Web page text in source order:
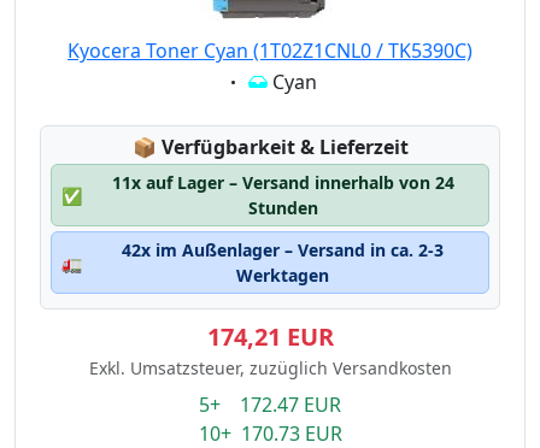
Kyocera Toner Cyan (1T02Z1CNL0 / TK5390C)
Eigenschaft:
Cyan
📦 Lagerstatus:
Verfügbarkeit & Lieferzeit
✅
11x auf Lager – Versand innerhalb von 24
Stunden
🚛
42x im Außenlager – Versand in ca. 2-3
Werktagen
174,21 EUR
Exkl. Umsatzsteuer, zuzüglich Versandkosten
5+ 172.47 EUR
10+ 170.73 EUR